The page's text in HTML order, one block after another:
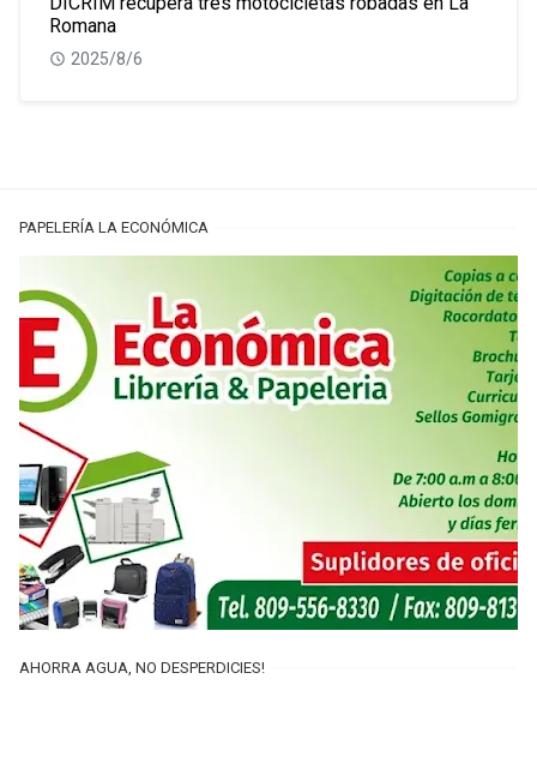
Romana
2025/8/6
PAPELERÍA LA ECONÓMICA
AHORRA AGUA, NO DESPERDICIES!